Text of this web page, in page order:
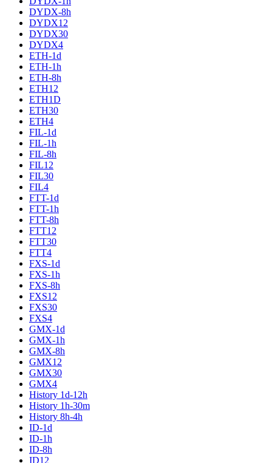
DYDX-8h
DYDX12
DYDX30
DYDX4
ETH-1d
ETH-1h
ETH-8h
ETH12
ETH1D
ETH30
ETH4
FIL-1d
FIL-1h
FIL-8h
FIL12
FIL30
FIL4
FTT-1d
FTT-1h
FTT-8h
FTT12
FTT30
FTT4
FXS-1d
FXS-1h
FXS-8h
FXS12
FXS30
FXS4
GMX-1d
GMX-1h
GMX-8h
GMX12
GMX30
GMX4
History 1d-12h
History 1h-30m
History 8h-4h
ID-1d
ID-1h
ID-8h
ID12